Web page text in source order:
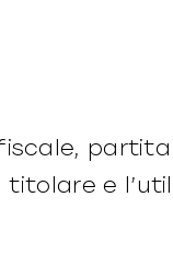
partita
titolare e